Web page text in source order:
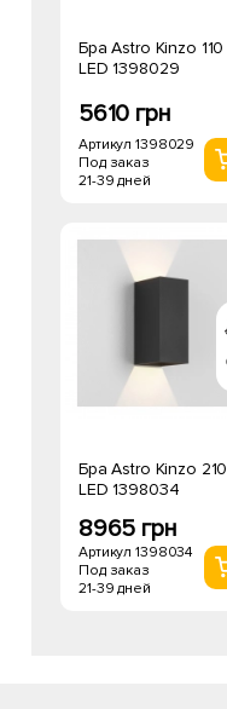
Бра Astro Kinzo 110
LED 1398029
5610 грн
Артикул 1398029
Под заказ
21-39 дней
Бра Astro Kinzo 210
LED 1398034
8965 грн
Артикул 1398034
Под заказ
21-39 дней